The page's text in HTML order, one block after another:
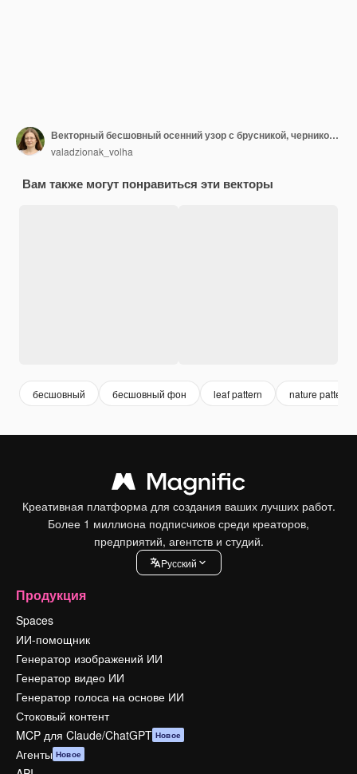
Векторный бесшовный осенний узор с брусникой, черникой, клюквой.
valadzionak_volha
Вам также могут понравиться эти векторы
бесшовный бесшовный фон leaf pattern nature pattern
Креативная платформа для создания ваших лучших работ.
Более 1 миллиона подписчиков среди креаторов,
предприятий, агентств и студий.
Pусский
Продукция
Spaces
ИИ-помощник
Генератор изображений ИИ
Генератор видео ИИ
Генератор голоса на основе ИИ
Стоковый контент
MCP для Claude/ChatGPT Новое
Агенты Новое